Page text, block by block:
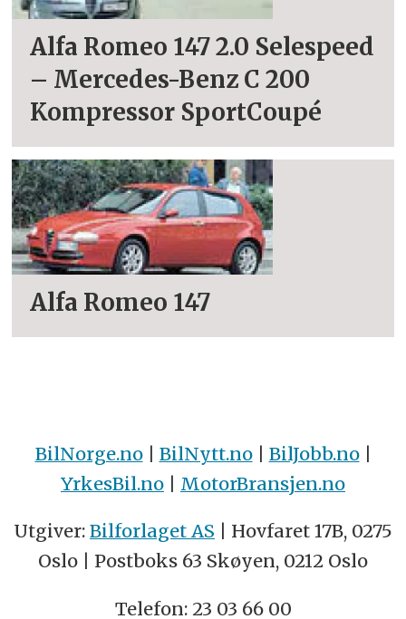
Alfa Romeo 147 2.0 Selespeed
– Mercedes-Benz C 200
Kompressor SportCoupé
Alfa Romeo 147
BilNorge.no| BilNytt.no| BilJobb.no|
YrkesBil.no | MotorBransjen.no
Utgiver: Bilforlaget AS | Hovfaret 17B, 0275
Oslo | Postboks 63 Skøyen, 0212 Oslo
Telefon: 23 03 66 00